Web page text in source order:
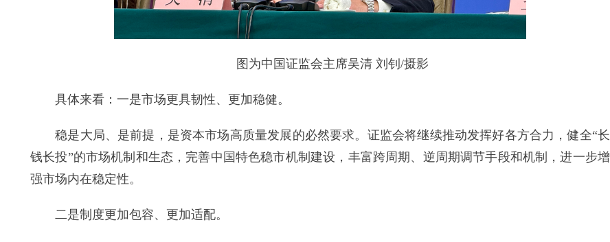
图为中国证监会主席吴清 刘钊/摄影
具体来看：一是市场更具韧性、更加稳健。
稳是大局、是前提，是资本市场高质量发展的必然要求。证监会将继续推动发挥好各方合力，健全“长
钱长投”的市场机制和生态，完善中国特色稳市机制建设，丰富跨周期、逆周期调节手段和机制，进一步增
强市场内在稳定性。
二是制度更加包容、更加适配。